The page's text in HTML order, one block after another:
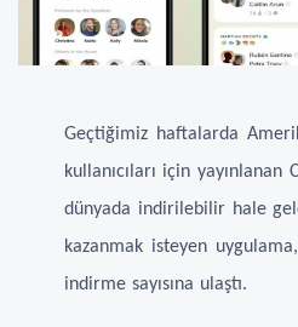
Geçtiğimiz haftalarda
kullanıcıları için
dünyada indirilebilir hale
kazanmak isteyen
indirme sayısına ulaştı.